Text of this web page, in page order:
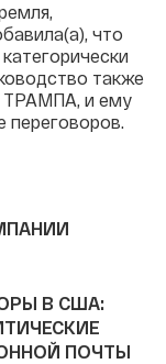
что
также
ТРАМПА, и ему
переговоров.
В США:
ПОЧТЫ